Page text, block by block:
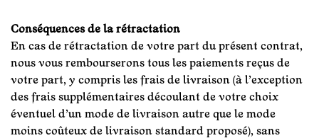
Conséquences de la rétractation
En cas de rétractation de votre part du présent contrat,
nous vous rembourserons tous les paiements reçus de
votre part, y compris les frais de livraison (à l’exception
des frais supplémentaires découlant de votre choix
éventuel d’un mode de livraison autre que le mode
moins coûteux de livraison standard proposé), sans